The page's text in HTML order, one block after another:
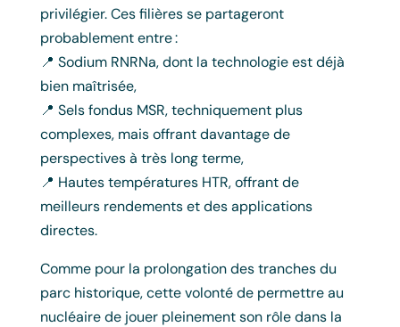
privilégier. Ces filières se partageront
probablement entre :
📍 Sodium RNRNa, dont la technologie est déjà
bien maîtrisée,
📍 Sels fondus MSR, techniquement plus
complexes, mais offrant davantage de
perspectives à très long terme,
📍 Hautes températures HTR, offrant de
meilleurs rendements et des applications
directes.
Comme pour la prolongation des tranches du
parc historique, cette volonté de permettre au
nucléaire de jouer pleinement son rôle dans la